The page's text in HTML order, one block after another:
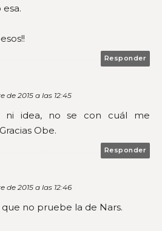
Responder
de 2015 a las 12:45
ni idea, no se con cuál me
Obe.
Responder
de 2015 a las 12:46
no pruebe la de Nars.